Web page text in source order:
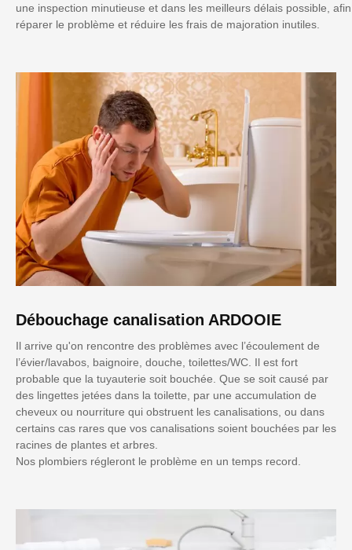
une inspection minutieuse et dans les meilleurs délais possible, afin
réparer le problème et réduire les frais de majoration inutiles.
Débouchage canalisation ARDOOIE
Il arrive qu'on rencontre des problèmes avec l’écoulement de
l’évier/lavabos, baignoire, douche, toilettes/WC. Il est fort
probable que la tuyauterie soit bouchée. Que se soit causé par
des lingettes jetées dans la toilette, par une accumulation de
cheveux ou nourriture qui obstruent les canalisations, ou dans
certains cas rares que vos canalisations soient bouchées par les
racines de plantes et arbres.
Nos plombiers régleront le problème en un temps record.